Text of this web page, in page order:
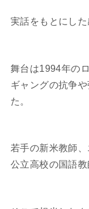
実話をもとにした
舞台は1994年の
ギャングの抗争
た。
若手の新米教師
公立高校の国語教